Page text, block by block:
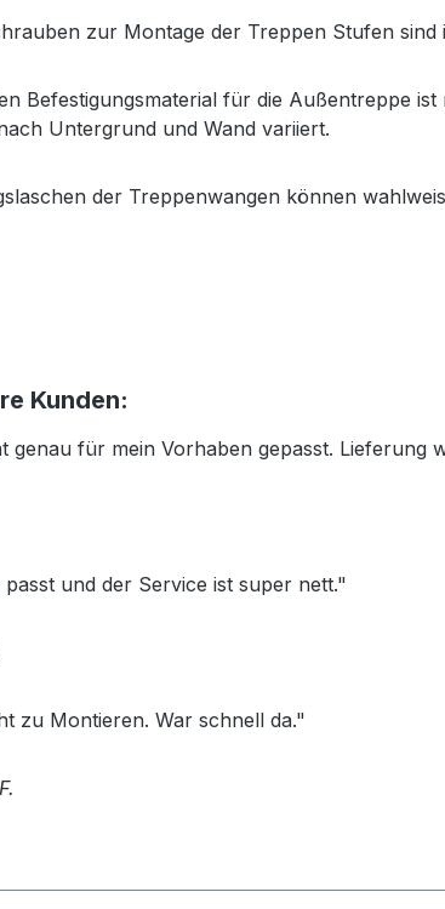
zur Montage der Treppen Stufen
Befestigungsmaterial für die Außentreppe
Untergrund und Wand variiert.
der Treppenwangen können
Kunden:
genau für mein Vorhaben gepasst. Lieferung
passt und der Service ist super nett."
zu Montieren. War schnell da."